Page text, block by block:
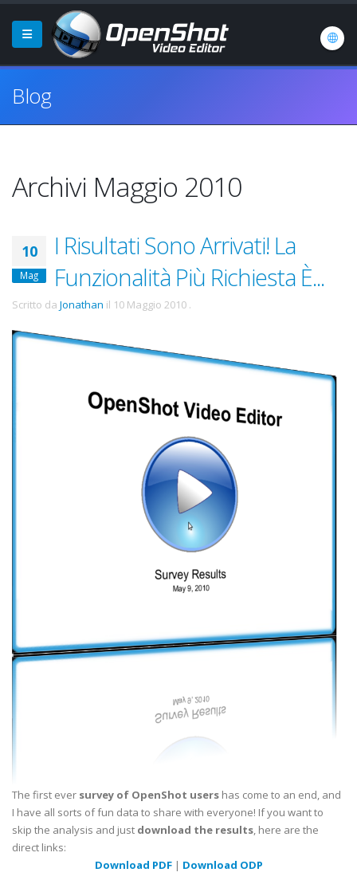
Blog
Archivi Maggio 2010
10
Mag
I Risultati Sono Arrivati! La
Funzionalità Più Richiesta È...
Scritto da Jonathan il 10 Maggio 2010 .
The first ever survey of OpenShot users has come to an end, and
I have all sorts of fun data to share with everyone! If you want to
skip the analysis and just download the results, here are the
direct links:
Download PDF| Download ODP